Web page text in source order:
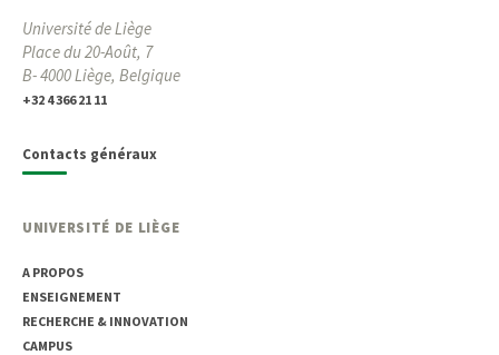
Université de Liège
Place du 20-Août, 7
B- 4000 Liège, Belgique
+32 4 366 21 11
Contacts généraux
UNIVERSITÉ DE LIÈGE
A PROPOS
ENSEIGNEMENT
RECHERCHE & INNOVATION
CAMPUS